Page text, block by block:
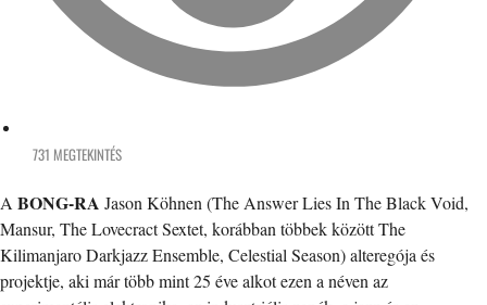
731 MEGTEKINTÉS
A BONG-RA Jason Köhnen (The Answer Lies In The Black Void,
Mansur, The Lovecract Sextet, korábban többek között The
Kilimanjaro Darkjazz Ensemble, Celestial Season) alteregója és
projektje, aki már több mint 25 éve alkot ezen a néven az